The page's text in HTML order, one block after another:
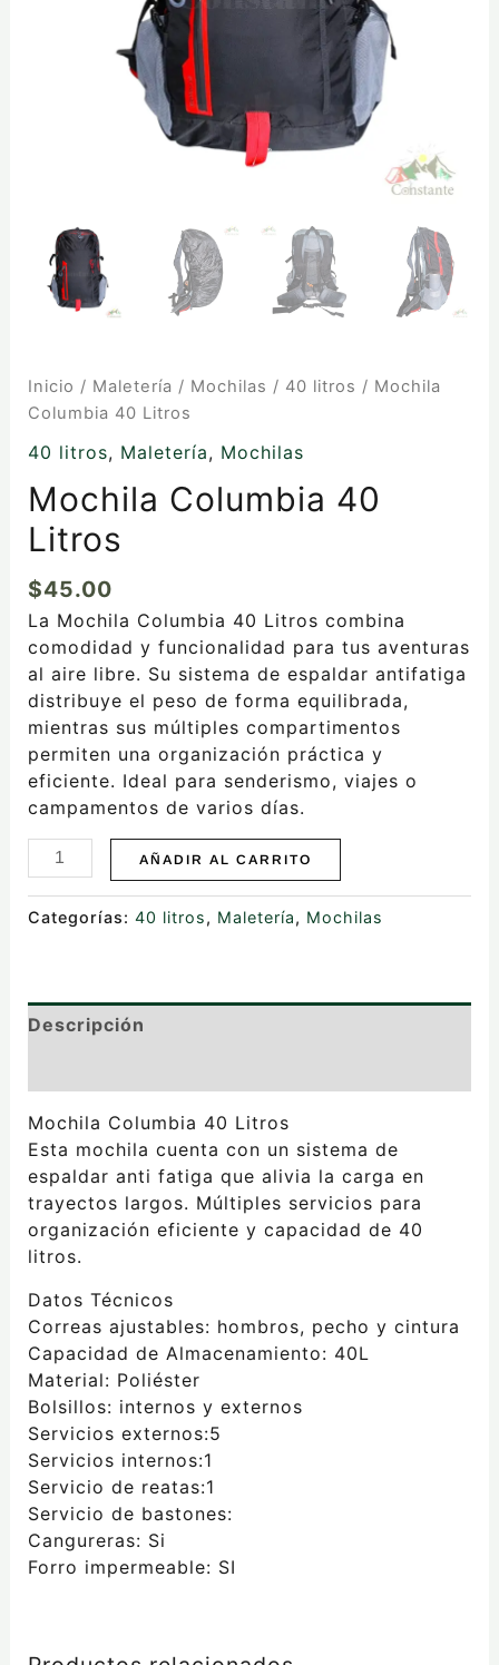
Inicio / Maletería / Mochilas / 40 litros / Mochila
Columbia 40 Litros
40 litros, Maletería, Mochilas
Mochila Columbia 40
Litros
$45.00
La Mochila Columbia 40 Litros combina
comodidad y funcionalidad para tus aventuras
al aire libre. Su sistema de espaldar antifatiga
distribuye el peso de forma equilibrada,
mientras sus múltiples compartimentos
permiten una organización práctica y
eficiente. Ideal para senderismo, viajes o
campamentos de varios días.
AÑADIR AL CARRITO
Categorías: 40 litros, Maletería, Mochilas
Descripción
Mochila Columbia 40 Litros
Esta mochila cuenta con un sistema de
espaldar anti fatiga que alivia la carga en
trayectos largos. Múltiples servicios para
organización eficiente y capacidad de 40
litros.
Datos Técnicos
Correas ajustables: hombros, pecho y cintura
Capacidad de Almacenamiento: 40L
Material: Poliéster
Bolsillos: internos y externos
Servicios externos:5
Servicios internos:1
Servicio de reatas:1
Servicio de bastones:
Cangureras: Si
Forro impermeable: SI